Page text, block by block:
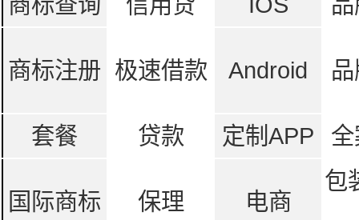
商标注册 极速借款 Android
套餐 贷款 定制APP
国际商标 保理 电商
包